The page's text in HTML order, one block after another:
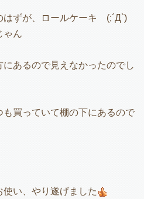
はずが、ロールケーキ (;´Д`)
ゃん
あるので見えなかったのでし
買っていて棚の下にあるので
い、やり遂げました